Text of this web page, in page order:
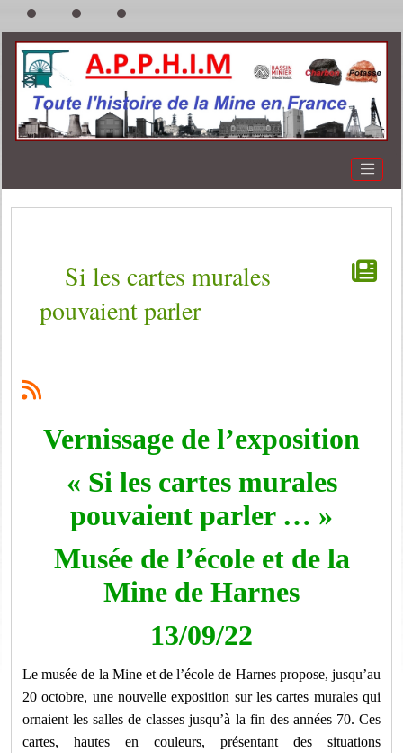
Si les cartes murales
pouvaient parler
Vernissage de l’exposition
« Si les cartes murales
pouvaient parler … »
Musée de l’école et de la
Mine de Harnes
13/09/22
Le musée de la Mine et de l’école de Harnes propose, jusqu’au
20 octobre, une nouvelle exposition sur les cartes murales qui
ornaient les salles de classes jusqu’à la fin des années 70. Ces
cartes, hautes en couleurs, présentant des situations